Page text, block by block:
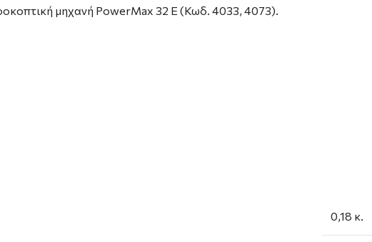
μηχανή PowerMax 32 E (Κωδ. 4033, 4073).
0,18 κ.